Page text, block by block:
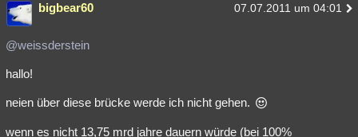
bigbear60 07.07.2011 um 04:01
@weissderstein
hallo!
neien über diese brücke werde ich nicht gehen.
wenn es nicht 13,75 mrd jahre dauern würde (bei 100%